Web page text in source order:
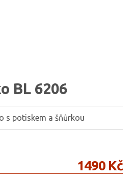
BL 6206
s potiskem a šňůrkou
1490 Kč